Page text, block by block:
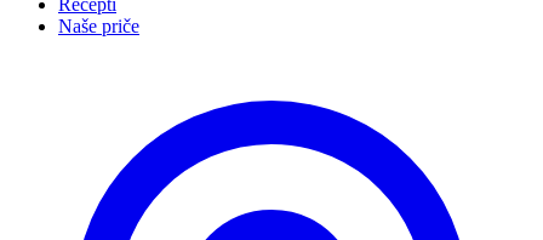
Recepti
Naše priče